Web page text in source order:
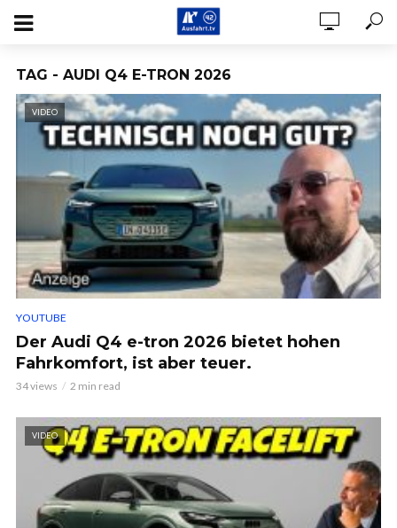
TAG - AUDI Q4 E-TRON 2026
VIDEO
YOUTUBE
Der Audi Q4 e-tron 2026 bietet hohen
Fahrkomfort, ist aber teuer.
34 views 2 min read
VIDEO